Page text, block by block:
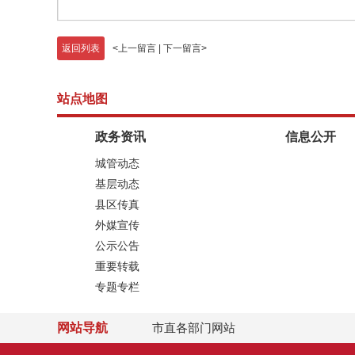
返回列表 <上一留言 下一留言>
站点地图
政务资讯
城管动态
基层动态
县区传真
外媒宣传
公示公告
重要转载
专题专栏
信息公开
网站导航 市直各部门网站